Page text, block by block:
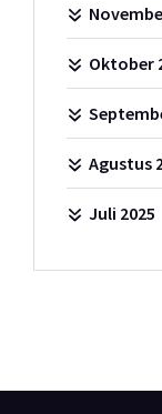
Oktober
Agustus
Juli 2025